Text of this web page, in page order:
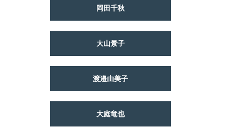
岡田千秋
大山景子
渡邉由美子
大庭竜也